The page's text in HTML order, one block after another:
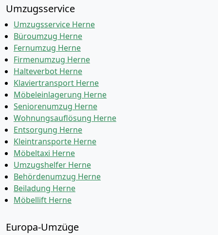
Umzugsservice
Umzugsservice Herne
Büroumzug Herne
Fernumzug Herne
Firmenumzug Herne
Halteverbot Herne
Klaviertransport Herne
Möbeleinlagerung Herne
Seniorenumzug Herne
Wohnungsauflösung Herne
Entsorgung Herne
Kleintransporte Herne
Möbeltaxi Herne
Umzugshelfer Herne
Behördenumzug Herne
Beiladung Herne
Möbellift Herne
Europa-Umzüge